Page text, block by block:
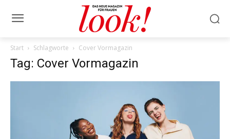
Start Schlagworte Cover Vormagazin
Tag: Cover Vormagazin